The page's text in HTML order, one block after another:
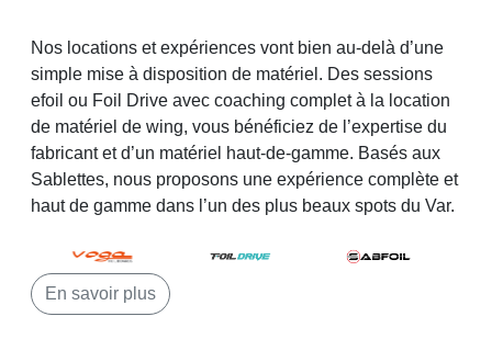
Nos locations et expériences vont bien au-delà d’une
simple mise à disposition de matériel. Des sessions
efoil ou Foil Drive avec coaching complet à la location
de matériel de wing, vous bénéficiez de l’expertise du
fabricant et d’un matériel haut-de-gamme. Basés aux
Sablettes, nous proposons une expérience complète et
haut de gamme dans l’un des plus beaux spots du Var.
En savoir plus